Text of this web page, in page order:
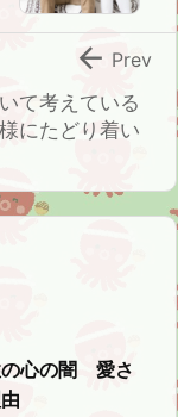
て考えている
にたどり着い
 Prev
の心の闇 愛さ